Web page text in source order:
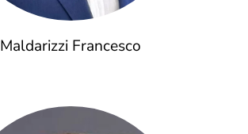
Maldarizzi Francesco